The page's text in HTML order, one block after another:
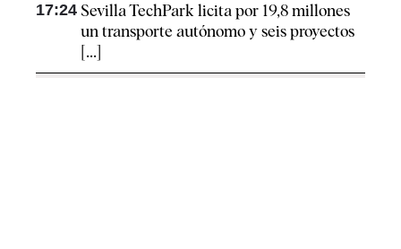
17:24 Sevilla TechPark licita por 19,8 millones
un transporte autónomo y seis proyectos
[...]